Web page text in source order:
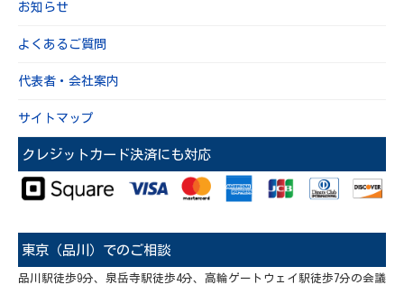
お知らせ
よくあるご質問
代表者・会社案内
サイトマップ
クレジットカード決済にも対応
東京（品川）でのご相談
品川駅徒歩9分、泉岳寺駅徒歩4分、高輪ゲートウェイ駅徒歩7分の会議